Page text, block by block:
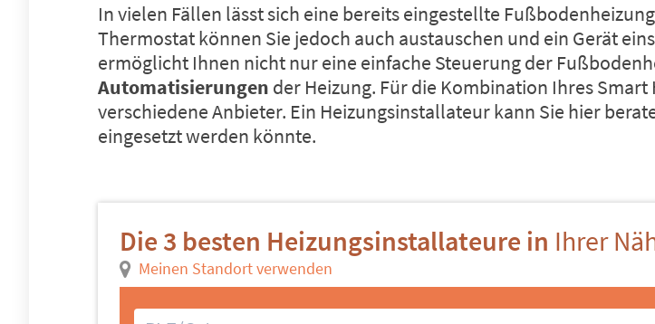
In vielen Fällen lässt sich eine bereits eingestellte
Thermostat können Sie jedoch auch austauschen und ein Gerät
ermöglicht Ihnen nicht nur eine einfache Steuerung der
Automatisierungen der Heizung. Für die Kombination Ihres
verschiedene Anbieter. Ein Heizungsinstallateur kann Sie hier
eingesetzt werden könnte.
Die 3 besten Heizungsinstallateure in Ihrer
Meinen Standort verwenden